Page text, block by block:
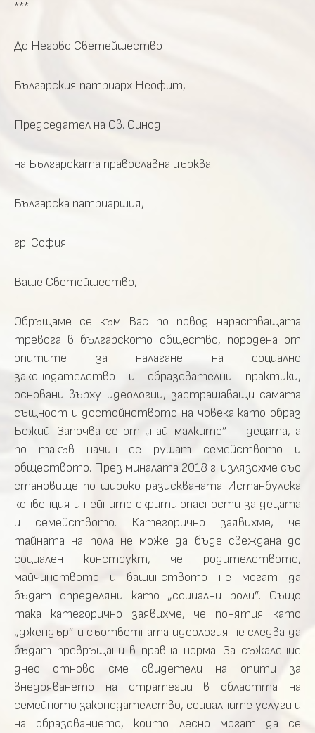
***
До Негово Светейшество
Българския патриарх Неофит,
Председател на Св. Синод
на Българската православна църква
Българска патриаршия,
гр. София
Ваше Светейшество,
Обръщаме се към Вас по повод нарастващата
тревога в българското общество, породена от
опитите за налагане на социално
законодателство и образователни практики,
основани върху идеологии, застрашаващи самата
същност и достойнството на човека като образ
Божий. Започва се от „най-малките” – децата, а
по такъв начин се рушат семейството и
обществото. През миналата 2018 г. излязохме със
становище по широко разискваната Истанбулска
конвенция и нейните скрити опасности за децата
и семейството. Категорично заявихме, че
тайната на пола не може да бъде свеждана до
социален конструкт, че родителството,
майчинството и бащинството не могат да
бъдат определяни като „социални роли”. Също
така категорично заявихме, че понятия като
„джендър” и съответната идеология не следва да
бъдат превръщани в правна норма. За съжаление
днес отново сме свидетели на опити за
внедряването на стратегии в областта на
семейното законодателство, социалните услуги и
на образованието, които лесно могат да се